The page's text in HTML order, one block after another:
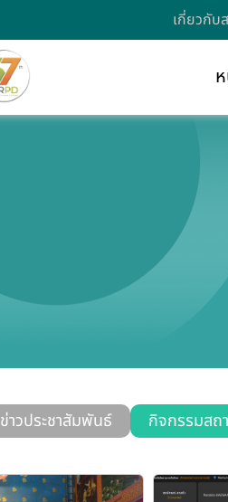
เกี่ยวกับ
ข่าวประชาสัมพันธ์ กิจกรรมสถ